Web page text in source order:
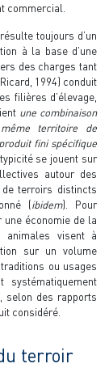
commercial.
toujours d’un
à la base d’une
des charges tant
1994) conduit
filières d’élevage,
une combinaison
territoire de
fini spécifique
se jouent sur
autour des
terroirs distincts
(ibidem). Pour
économie de la
animales visent à
sur un volume
ou usages
selon des rapports
considéré.
terroir